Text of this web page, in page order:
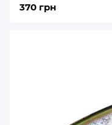
370 грн